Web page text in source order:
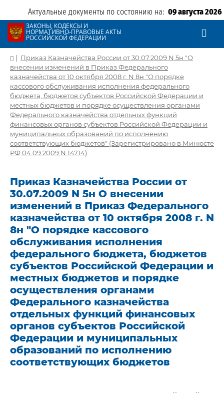
Актуальные документы по состоянию на: 09 августа 2026
ЗАКОНЫ, КОДЕКСЫ И
НОРМАТИВНО-ПРАВОВЫЕ АКТЫ
РОССИЙСКОЙ ФЕДЕРАЦИИ
| Приказ Казначейства России от 30.07.2009 N 5н "О
внесении изменений в Приказ Федерального
казначейства от 10 октября 2008 г. N 8н "О порядке
кассового обслуживания исполнения федерального
бюджета, бюджетов субъектов Российской Федерации и
местных бюджетов и порядке осуществления органами
Федерального казначейства отдельных функций
финансовых органов субъектов Российской Федерации и
муниципальных образований по исполнению
соответствующих бюджетов" (Зарегистрировано в Минюсте
РФ 04.09.2009 N 14714)
Приказ Казначейства России от
30.07.2009 N 5н О внесении
изменений в Приказ Федерального
казначейства от 10 октября 2008 г. N
8н "О порядке кассового
обслуживания исполнения
федерального бюджета, бюджетов
субъектов Российской Федерации и
местных бюджетов и порядке
осуществления органами
Федерального казначейства
отдельных функций финансовых
органов субъектов Российской
Федерации и муниципальных
образований по исполнению
соответствующих бюджетов